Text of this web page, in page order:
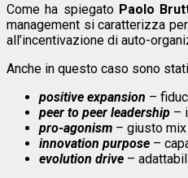
Come ha spiegato Paolo
management si caratterizza
all’incentivazione di auto-
Anche in questo caso sono
positive expansion –
peer to peer leadership –
pro-agonism – giusto
innovation purpose –
evolution drive –